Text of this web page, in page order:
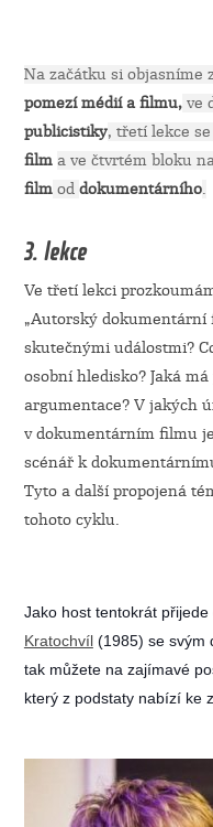
Na začátku si objasníme
pomezí médií a filmu,ve
publicistiky, třetí lekce
film a ve čtvrtém bloku
filmod dokumentárního.
3. lekce
Ve třetí lekci
„Autorský dokumentární
skutečnými událostmi?
osobní hledisko? Jaká
argumentace? V jakých
v dokumentárním filmu
scénář k
Tyto a další propojená
tohoto cyklu.
Jako host tentokrát
Kratochvíl(1985) se svým
tak můžete na zajímavé
který z podstaty nabízí ke